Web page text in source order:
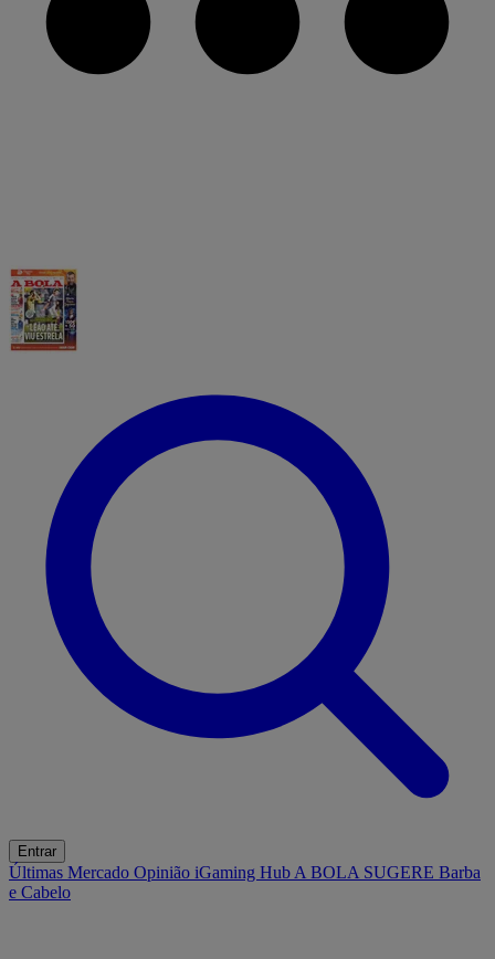
Entrar
Últimas Mercado Opinião iGaming Hub A BOLA SUGERE Barba
e Cabelo